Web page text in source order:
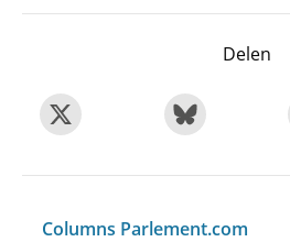
Delen
Columns Parlement.com